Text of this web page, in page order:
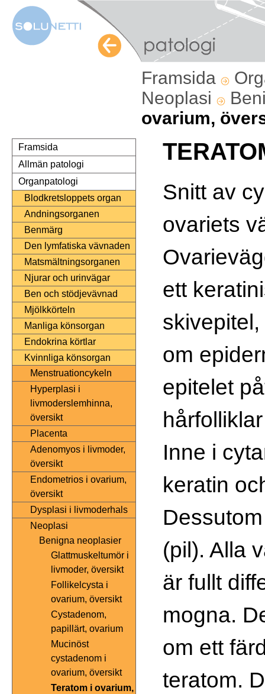
Framsida
Neoplasi
ovarium,
Framsida
Allmän patologi
Organpatologi
Blodkretsloppets organ
Andningsorganen
Benmärg
Den lymfatiska vävnaden
Matsmältningsorganen
Njurar och urinvägar
Ben och stödjevävnad
Mjölkkörteln
Manliga könsorgan
Endokrina körtlar
Kvinnliga könsorgan
Menstruationcykeln
Hyperplasi i
livmoderslemhinna,
översikt
Placenta
Adenomyos i livmoder,
översikt
Endometrios i ovarium,
översikt
Dysplasi i livmoderhals
Neoplasi
Benigna neoplasier
Glattmuskeltumör i
livmoder, översikt
Follikelcysta i
ovarium, översikt
Cystadenom,
papillärt, ovarium
Mucinöst
cystadenom i
ovarium, översikt
Teratom i ovarium,
Snitt av
ovariets
ett
om
epitelet
Inne i
keratin
(pil). Alla
är fullt
mogna.
om ett
teratom.